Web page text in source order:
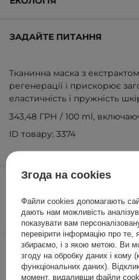
79,00 ГРН /
ЗАДАЙТЕ ПИТАННЯ
Тканинна маска з
регенерації і прискорює
еластичність і пружність
343,48 ГРН / 100 ml,
ID товару: 3374
Інші клієнти
Згода на cookies
Файли cookies допомагають
дають нам можливість
показувати вам
перевірити інформацію про те,
збираємо, і з якою метою. Ви
згоду на обробку даних і кому
функціональних даних).
момент, видаливши файли